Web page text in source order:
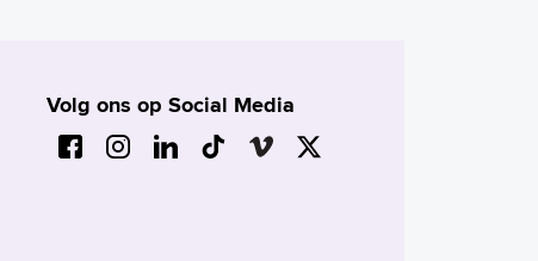
Volg ons op Social Media